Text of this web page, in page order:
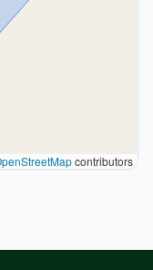
contributors